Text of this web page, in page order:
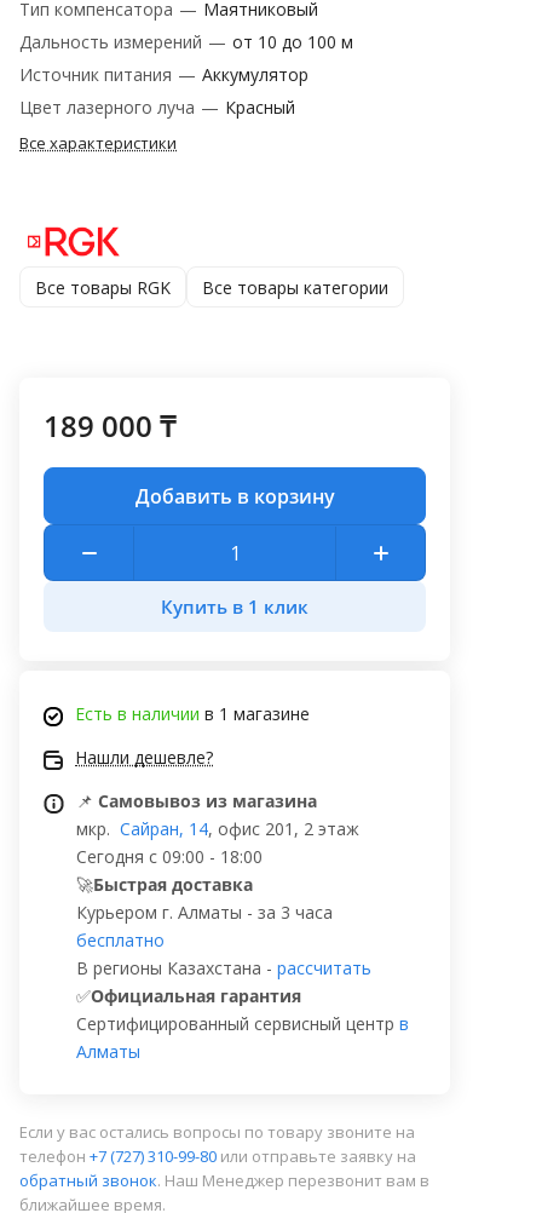
Тип компенсатора — Маятниковый
Дальность измерений — от 10 до 100 м
Источник питания — Аккумулятор
Цвет лазерного луча — Красный
Все характеристики
Все товары RGK Все товары категории
189 000 ₸
Добавить в корзину
Купить в 1 клик
Есть в наличии в 1 магазине
Нашли дешевле?
📌 Самовывоз из магазина
мкр. Сайран, 14, офис 201, 2 этаж
Сегодня с 09:00 - 18:00
🚀Быстрая доставка
Курьером г. Алматы - за 3 часа
бесплатно
В регионы Казахстана - рассчитать
✅Официальная гарантия
Сертифицированный сервисный центр в
Алматы
Если у вас остались вопросы по товару звоните на
телефон +7 (727) 310-99-80 или отправьте заявку на
обратный звонок. Наш Менеджер перезвонит вам в
ближайшее время.